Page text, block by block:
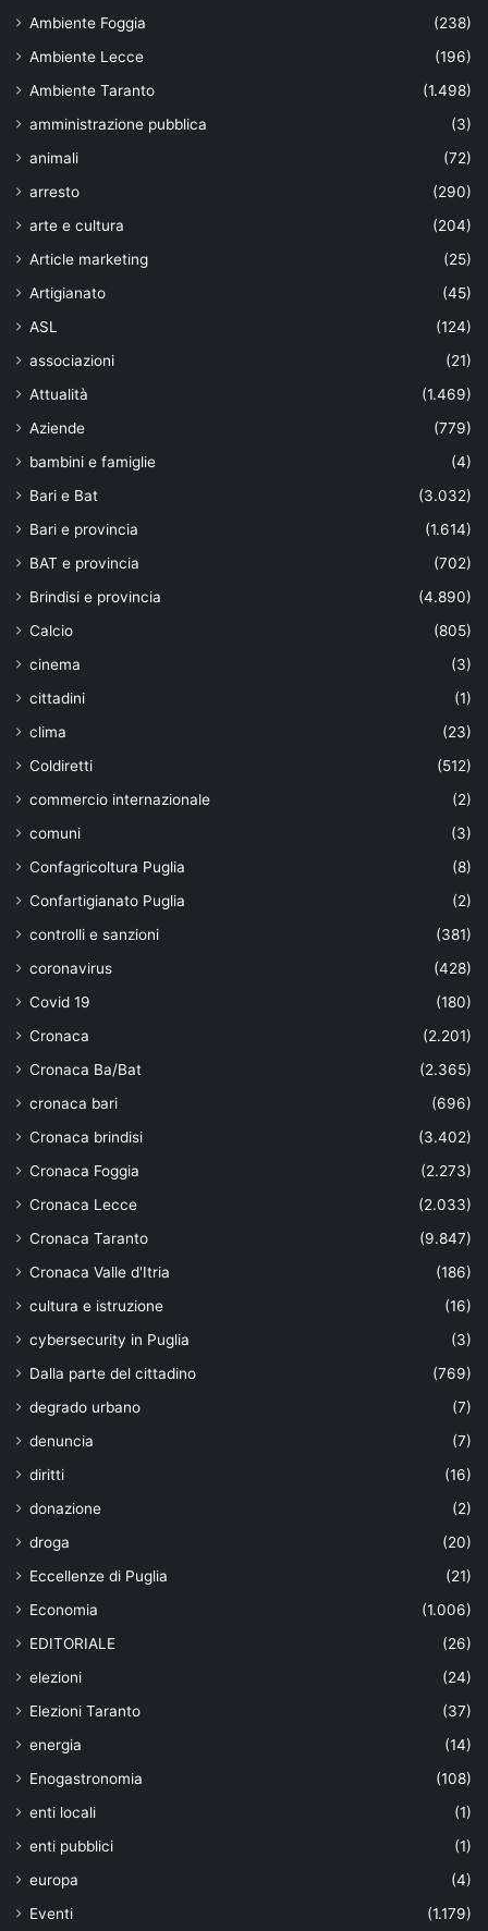
Ambiente Foggia
(238)
Ambiente Lecce
(196)
Ambiente Taranto
(1.498)
amministrazione pubblica
(3)
animali
(72)
arresto
(290)
arte e cultura
(204)
Article marketing
(25)
Artigianato
(45)
ASL
(124)
associazioni
(21)
Attualità
(1.469)
Aziende
(779)
bambini e famiglie
(4)
Bari e Bat
(3.032)
Bari e provincia
(1.614)
BAT e provincia
(702)
Brindisi e provincia
(4.890)
Calcio
(805)
cinema
(3)
cittadini
(1)
clima
(23)
Coldiretti
(512)
commercio internazionale
(2)
comuni
(3)
Confagricoltura Puglia
(8)
Confartigianato Puglia
(2)
controlli e sanzioni
(381)
coronavirus
(428)
Covid 19
(180)
Cronaca
(2.201)
Cronaca Ba/Bat
(2.365)
cronaca bari
(696)
Cronaca brindisi
(3.402)
Cronaca Foggia
(2.273)
Cronaca Lecce
(2.033)
Cronaca Taranto
(9.847)
Cronaca Valle d'Itria
(186)
cultura e istruzione
(16)
cybersecurity in Puglia
(3)
Dalla parte del cittadino
(769)
degrado urbano
(7)
denuncia
(7)
diritti
(16)
donazione
(2)
droga
(20)
Eccellenze di Puglia
(21)
Economia
(1.006)
EDITORIALE
(26)
elezioni
(24)
Elezioni Taranto
(37)
energia
(14)
Enogastronomia
(108)
enti locali
(1)
enti pubblici
(1)
europa
(4)
Eventi
(1.179)